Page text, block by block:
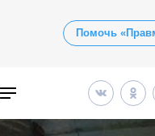
Помочь